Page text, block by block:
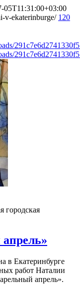
05T11:31:00+03:00
v-ekaterinburge/ 120
городская
в Екатеринбурге
работ Наталии
апрель».